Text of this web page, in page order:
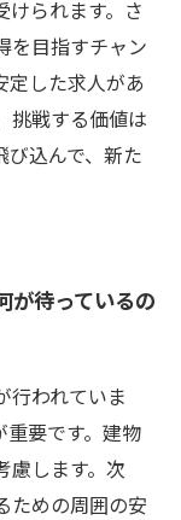
けられます。さ
を目指すチャン
定した求人があ
挑戦する価値は
び込んで、新た
が待っているの
行われていま
重要です。建物
慮します。次
ための周囲の安